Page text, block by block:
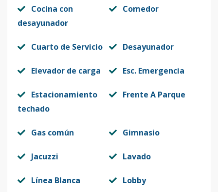
Cocina con
desayunador
Comedor
Cuarto de Servicio Desayunador
Elevador de carga Esc. Emergencia
Estacionamiento
techado
Frente A Parque
Gas común Gimnasio
Jacuzzi Lavado
Línea Blanca Lobby